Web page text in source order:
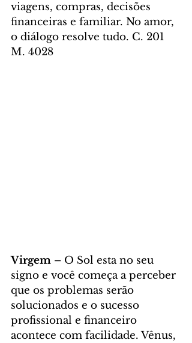
viagens, compras, decisões
financeiras e familiar. No amor,
o diálogo resolve tudo. C. 201
M. 4028
Virgem – O Sol esta no seu
signo e você começa a perceber
que os problemas serão
solucionados e o sucesso
profissional e financeiro
acontece com facilidade. Vênus,